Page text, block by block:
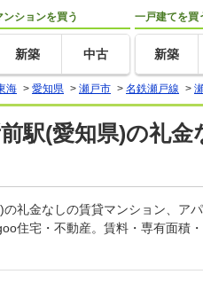
ンションを買う
新築 中古
一戸建てを買
新築
海 > 愛知県 > 瀬戸市 > 名鉄瀬戸線 >
駅(愛知県)の礼
礼金なしの賃貸マンション、ア
住宅・不動産。賃料・専有面積